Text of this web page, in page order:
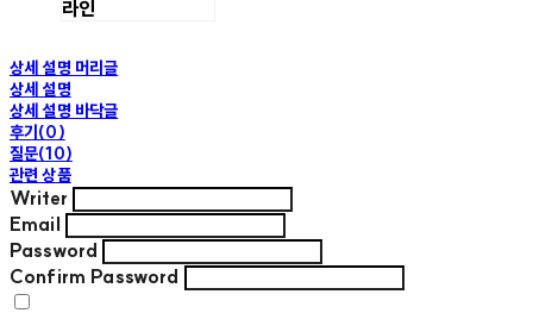
라인
상세 설명 머리글
상세 설명
상세 설명 바닥글
후기(0)
질문(10)
관련 상품
Writer
Email
Password
Confirm Password